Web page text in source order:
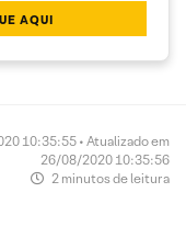
AQUI
10:35:55 • Atualizado em
26/08/2020 10:35:56
2 minutos de leitura